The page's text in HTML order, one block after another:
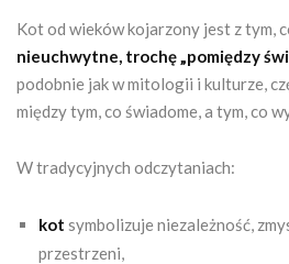
Kot od wieków kojarzony jest z tym,
nieuchwytne, trochę „pomiędzy
podobnie jak w mitologii i kulturze,
między tym, co świadome, a tym, co
W tradycyjnych odczytaniach:
kot symbolizuje niezależność,
przestrzeni,